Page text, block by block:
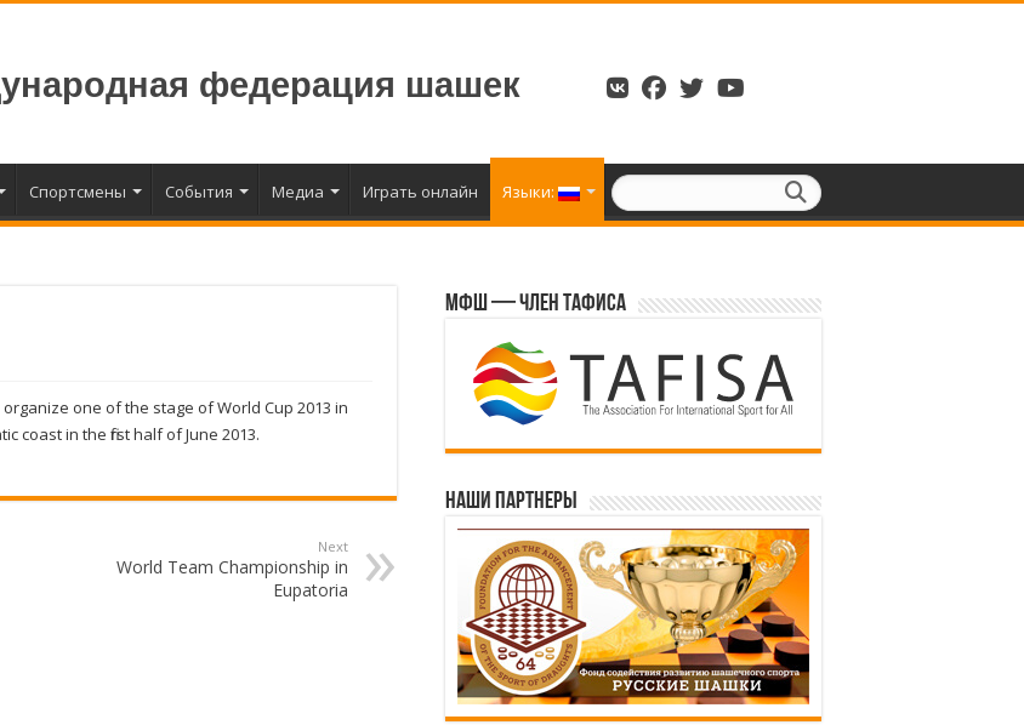
федерация шашек
Спортсмены События Медиа Играть онлайн Языки:
one of the stage of World Cup 2013 in
coast in the first half of June 2013.
Next
World Team Championship in
Eupatoria
МФШ — член ТАФИСА
Наши партнеры